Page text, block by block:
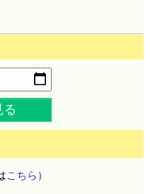
こちら ）